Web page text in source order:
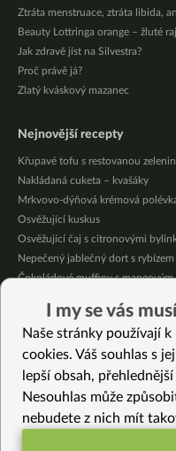
Ztráta menstruace, ztráta libida,
Beauty Lottringa orange – žluté
Jak zdravě jíst na Silvestra?
Proč právě já?
Zlatý kváskový mazanec
Nejnovější recepty
Křupavé tofu s restovanou
Nakládaná cuketa – kvašáky
Mrkvovo-dýňová krémová
Osvěžující kuskus
Osvěžující čaj s citronovými
Nepečený jablečný dort s rybízem
Čokoládové muffiny s mangovým
Krémová zeleninová polévka s
Celozrnná rýže basmati se
Vybrané recepty
Jak připravit domácí ovocnou
I my se vás
Naše stránky používají
cookies. Váš souhlas s
lepší obsah,
Nesouhlas může
nebudete z nich mít